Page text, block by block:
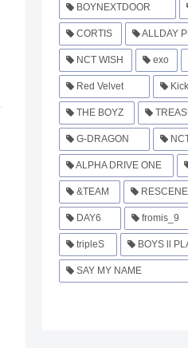
BOYNEXTDOOR
CORTIS ALLDAY
NCT WISH exo
Red Velvet
THE BOYZ
G-DRAGON
ALPHA DRIVE ONE
&TEAM RESCENE
DAY6 fromis_9
tripleS BOYS ll
SAY MY NAME